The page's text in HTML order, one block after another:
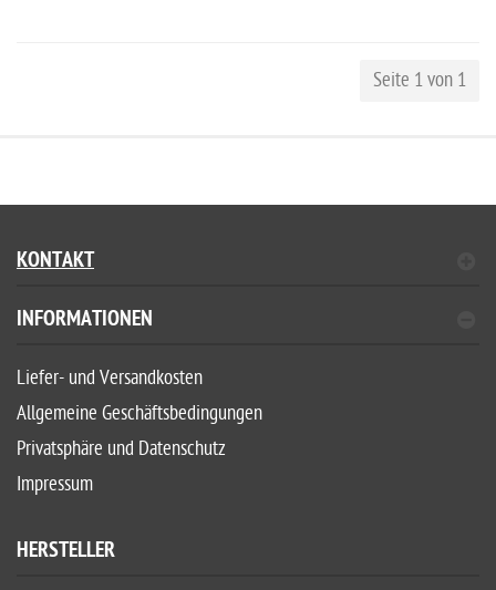
Seite 1 von 1
KONTAKT
INFORMATIONEN
Liefer- und Versandkosten
Allgemeine Geschäftsbedingungen
Privatsphäre und Datenschutz
Impressum
HERSTELLER